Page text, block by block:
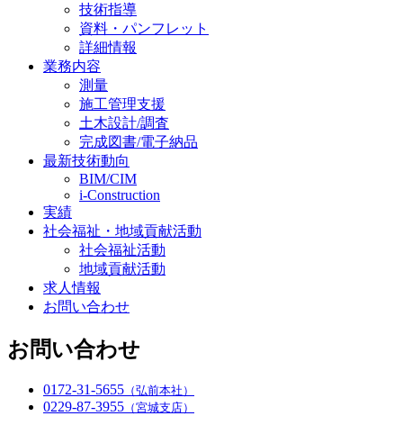
技術指導
資料・パンフレット
詳細情報
業務内容
測量
施工管理支援
土木設計/調査
完成図書/電子納品
最新技術動向
BIM/CIM
i-Construction
実績
社会福祉・地域貢献活動
社会福祉活動
地域貢献活動
求人情報
お問い合わせ
お問い合わせ
0172-31-5655 （弘前本社）
0229-87-3955 （宮城支店）